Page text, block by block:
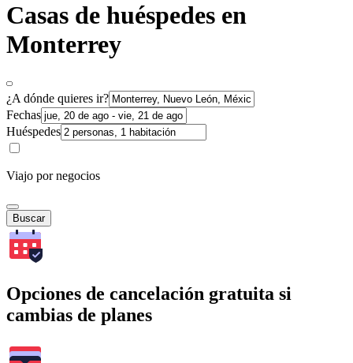
Casas de huéspedes en
Monterrey
¿A dónde quieres ir?
Fechas
Huéspedes
Viajo por negocios
Buscar
Opciones de cancelación gratuita si
cambias de planes